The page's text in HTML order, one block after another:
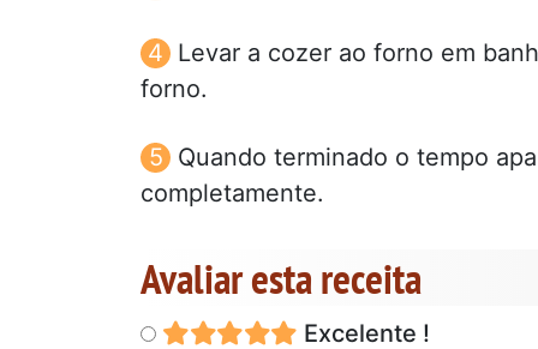
Levar a cozer ao forno em
forno.
Quando terminado o tempo
completamente.
Avaliar esta receita
Excelente !